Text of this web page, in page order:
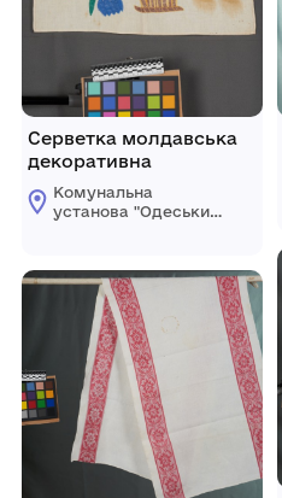
Серветка молдавська
декоративна
Комунальна
установа "Одеський